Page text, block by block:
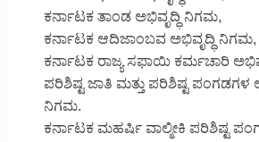
ಕರ್ನಾಟಕ ತಾಂಡ ಅಭಿವೃದ್ಧಿ ನಿಗಮ,
ಕರ್ನಾಟಕ ಆದಿಜಾಂಬವ ಅಭಿವೃದ್ಧಿ ನಿಗಮ,
ಕರ್ನಾಟಕ ರಾಜ್ಯ ಸಫಾಯಿ ಕರ್ಮಚಾರಿ
ಪರಿಶಿಷ್ಟ ಜಾತಿ ಮತ್ತು ಪರಿಶಿಷ್ಟ ಪಂಗಡಗಳ
ನಿಗಮ.
ಕರ್ನಾಟಕ ಮಹರ್ಷಿ ವಾಲ್ಮೀಕಿ ಪರಿಶಿಷ್ಟ